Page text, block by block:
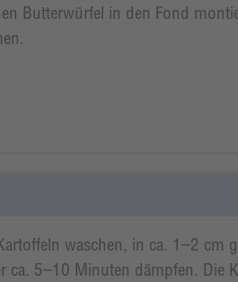
Butterwürfel in den Fond
waschen, in ca. 1–2 cm
ca. 5–10 Minuten dämpfen. Die